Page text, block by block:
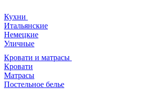
Кухни
Итальянские
Немецкие
Уличные
Кровати и матрасы
Кровати
Матрасы
Постельное белье